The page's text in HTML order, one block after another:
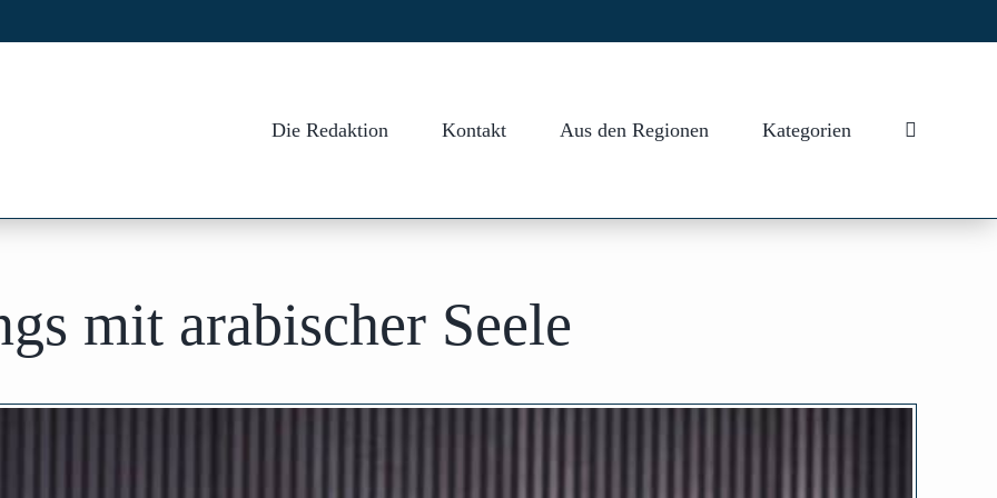
Die Redaktion Kontakt Aus den Regionen Kategorien
mit arabischer Seele